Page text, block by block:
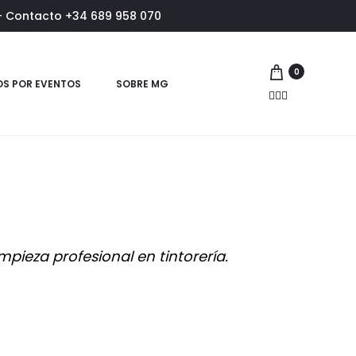
--- Contacto +34 689 958 070
POR EVENTOS SOBRE MG
0
Facebook
Pinterest
profesional en tintorería.